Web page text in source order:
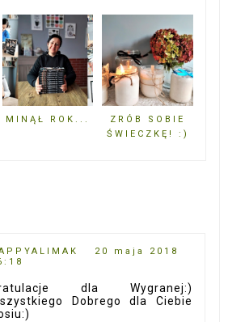
MINĄŁ ROK...
ZRÓB SOBIE
ŚWIECZKĘ! :)
20 maja 2018
dla Wygranej:)
Dobrego dla Ciebie